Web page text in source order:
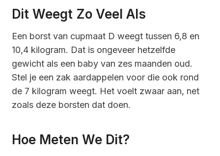
Dit Weegt Zo Veel Als
Een borst van cupmaat D weegt tussen 6,8 en
10,4 kilogram. Dat is ongeveer hetzelfde
gewicht als een baby van zes maanden oud.
Stel je een zak aardappelen voor die ook rond
de 7 kilogram weegt. Het voelt zwaar aan, net
zoals deze borsten dat doen.
Hoe Meten We Dit?